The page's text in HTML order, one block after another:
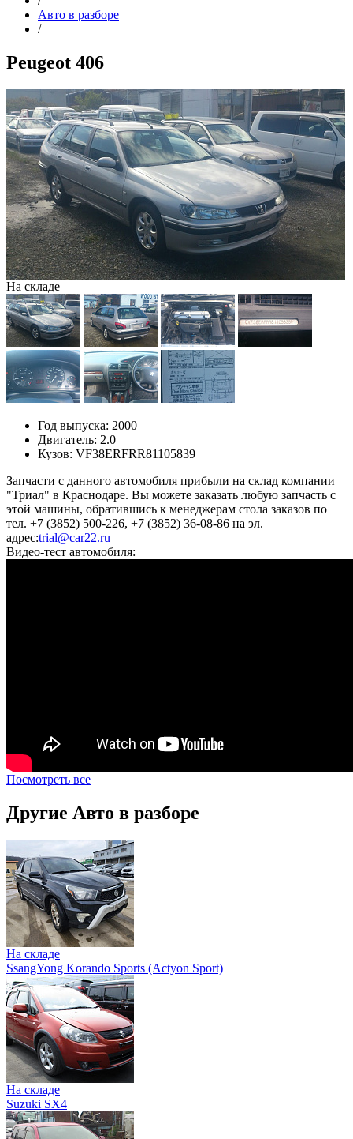
Авто в разборе
/
Peugeot 406
На складе
Год выпуска: 2000
Двигатель: 2.0
Кузов: VF38ERFRR81105839
Запчасти с данного автомобиля прибыли на склад компании
"Триал" в Краснодаре. Вы можете заказать любую запчасть с
этой машины, обратившись к менеджерам стола заказов по
тел. +7 (3852) 500-226, +7 (3852) 36-08-86 на эл.
адрес:trial@car22.ru
Видео-тест автомобиля:
Посмотреть все
Другие Авто в разборе
На складе
SsangYong Korando Sports (Actyon Sport)
На складе
Suzuki SX4